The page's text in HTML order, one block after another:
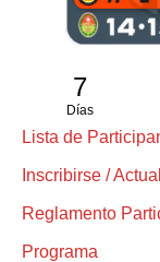
7
Días
Lista de
Inscribirse /
Reglamento
Programa